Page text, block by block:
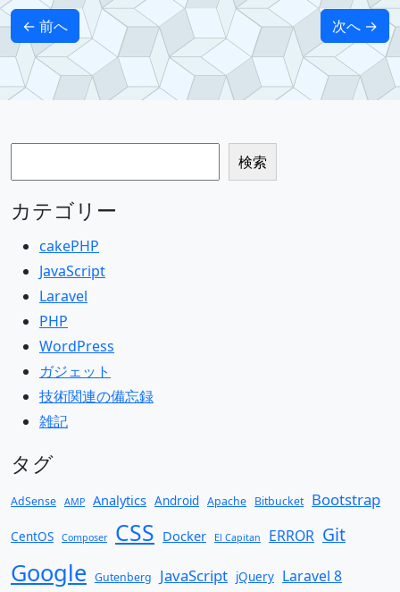
← 前へ 次へ →
検索
カテゴリー
cakePHP
JavaScript
Laravel
PHP
WordPress
ガジェット
技術関連の備忘録
雑記
タグ
AdSense AMP Analytics Android Apache Bitbucket Bootstrap
CentOS Composer CSS Docker El Capitan ERROR Git
Google Gutenberg JavaScript jQuery Laravel 8